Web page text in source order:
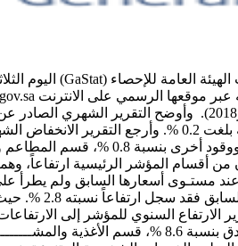
الرقم القياسي العام لأسعار المستهلك انخفاضاً خــــــلال شهــــر نوفمبر 2018م بلــغت نسبته 0.2 % مقارنـــة
مؤشر الرقم القياسي العام لأسعار المستهلك في المملكة بلغ (106.5) في شهر نوفمبر 2018م انخفاضاً من (106.8) في شهر
بنسبة 0.1 %، وأخيراً قسم الاتصالات بنسبة 0.1%. في المقابل شهد قسمان من
المتنوعة عند مستـوى أسعارها السابق ولم
نسـبي يذكر. أما التغير السنوي للمؤشر
في شهر نوفمبر 2018م ارتفاعاً من (103.6) في شهر نوفمبر 2017 بنسبة بلغت 2.8 %. وأرجع التقرير